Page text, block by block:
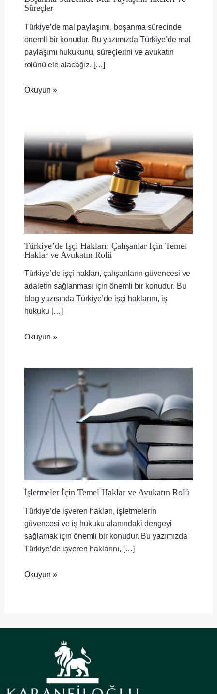
Süreçler
Türkiye’de mal paylaşımı, boşanma sürecinde
önemli bir konudur. Bu yazımızda Türkiye’de mal
paylaşımı hukukunu, süreçlerini ve avukatın
rolünü ele alacağız. […]
Okuyun »
Türkiye’de İşçi Hakları: Çalışanlar İçin Temel
Haklar ve Avukatın Rolü
Türkiye’de işçi hakları, çalışanların güvencesi ve
adaletin sağlanması için önemli bir konudur. Bu
blog yazısında Türkiye’de işçi haklarını, iş
hukuku […]
Okuyun »
İşletmeler İçin Temel Haklar ve Avukatın Rolü
Türkiye’de işveren hakları, işletmelerin
güvencesi ve iş hukuku alanındaki dengeyi
sağlamak için önemli bir konudur. Bu yazımızda
Türkiye’de işveren haklarını, […]
Okuyun »